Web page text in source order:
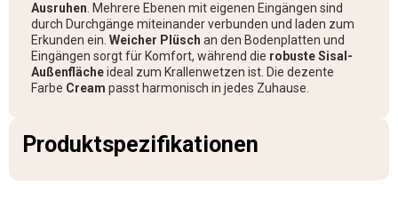
Ausruhen . Mehrere Ebenen mit eigenen Eingängen sind
durch Durchgänge miteinander verbunden und laden zum
Erkunden ein. Weicher Plüsch an den Bodenplatten und
Eingängen sorgt für Komfort, während die robuste Sisal-
Außenflächeideal zum Krallenwetzen ist. Die dezente
Farbe Cream passt harmonisch in jedes Zuhause.
Produktspezifikationen